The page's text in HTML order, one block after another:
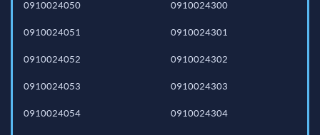
0910024050
0910024051
0910024052
0910024053
0910024054
0910024300
0910024301
0910024302
0910024303
0910024304